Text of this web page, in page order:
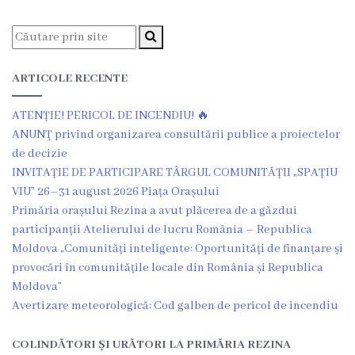
Î.M
,,Servicii
Comunal
-
Locative”
or.Rezina.
Î.M
,,
Piața
comercială
orașului
ARTICOLE RECENTE
ATENȚIE! PERICOL DE INCENDIU! 🔥
ANUNŢ privind organizarea consultării publice a proiectelor
de decizie
INVITAȚIE DE PARTICIPARE TÂRGUL COMUNITĂȚII „SPAȚIU
VIU” 26–31 august 2026 Piața Orașului
Primăria orașului Rezina a avut plăcerea de a găzdui
participanții Atelierului de lucru România – Republica
Moldova „Comunități inteligente: Oportunități de finanțare și
provocări în comunitățile locale din România și Republica
Moldova”
Avertizare meteorologică: Cod galben de pericol de incendiu
COLINDĂTORI ȘI URĂTORI LA PRIMĂRIA REZINA